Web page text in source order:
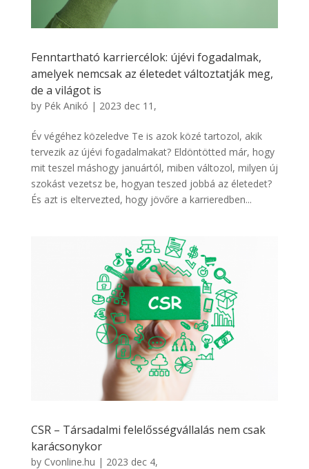
Fenntartható karriercélok: újévi fogadalmak,
amelyek nemcsak az életedet változtatják meg,
de a világot is
by Pék Anikó | 2023 dec 11,
Év végéhez közeledve Te is azok közé tartozol, akik
tervezik az újévi fogadalmakat? Eldöntötted már, hogy
mit teszel máshogy januártól, miben változol, milyen új
szokást vezetsz be, hogyan teszed jobbá az életedet?
És azt is eltervezted, hogy jövőre a karrieredben...
CSR – Társadalmi felelősségvállalás nem csak
karácsonykor
by Cvonline.hu | 2023 dec 4,